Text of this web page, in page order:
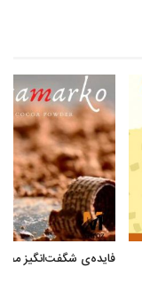
فایده‌ی شگفت‌انگیز